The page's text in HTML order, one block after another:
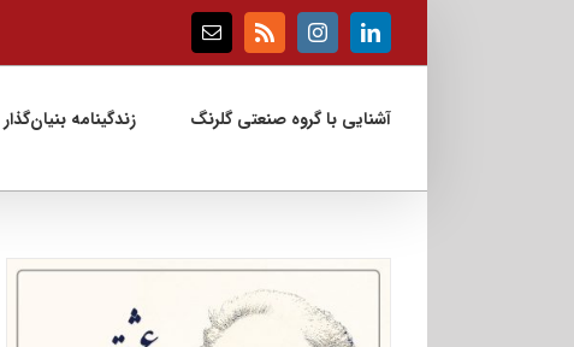
LinkedIn
Instagram
Rss
Email
آشنایی با گروه صنعتی گلرنگ زندگینامه بنیان‌گذار